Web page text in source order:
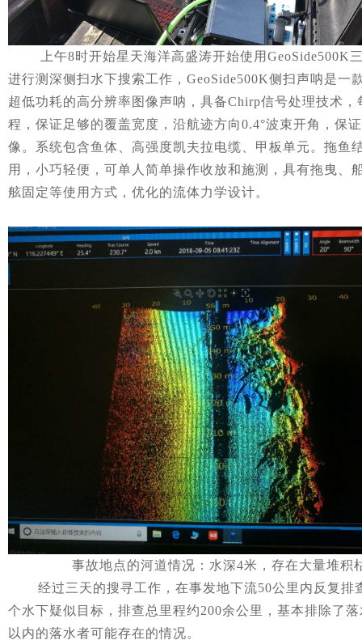
上午8时开始星天海洋高盛涛开始使用 GeoSide500K
进行测深侧扫水下搜索工作， GeoSide500K侧扫声呐是一
超低功耗的高分辨率图像声呐，具备Chirp信号处理技术，
程，保证足够的覆盖宽度，沿航迹方向0.4°波束开角，保
像。系统包含鱼体、高强度凯夫拉电缆、甲板单元。拖鱼
用，小巧轻便，可单人简单操作收放和施测，具有拖曳、
舷固定等使用方式，优化的流体力学设计。
事故地点的河道情况：水深4米，存在大量堆积
经过三天的搜寻工作，在事发地下流50公里内反复排
个水下疑似目标，排查总里程约200余公里，基本排除了
以内的落水者可能存在的情况。